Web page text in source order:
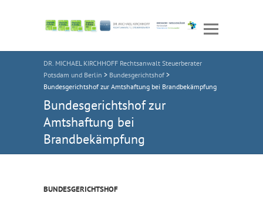
DR. MICHAEL KIRCHHOFF Rechtsanwalt Steuerberater
Potsdam und Berlin > Bundesgerichtshof >
Bundesgerichtshof zur Amtshaftung bei Brandbekämpfung
Bundesgerichtshof zur
Amtshaftung bei
Brandbekämpfung
BUNDESGERICHTSHOF